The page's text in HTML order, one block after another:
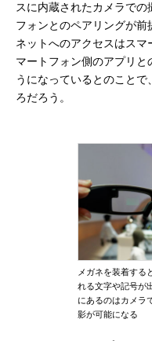
スに内蔵されたカメラで
フォンとのペアリングが
ネットへのアクセスはス
マートフォン側のアプリと
うになっているとのことで
ろだろう。
メガネを装着する
れる文字や記号が
にあるのはカメラ
影が可能になる